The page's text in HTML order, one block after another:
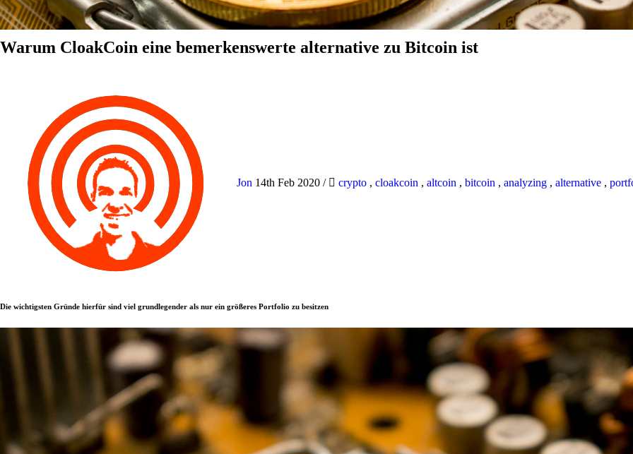
Warum CloakCoin eine bemerkenswerte alternative zu Bitcoin ist
Jon 14th Feb 2020 / crypto , cloakcoin , altcoin , bitcoin , analyzing , alternative ,
Die wichtigsten Gründe hierfür sind viel grundlegender als nur ein größeres Portfolio zu besitzen